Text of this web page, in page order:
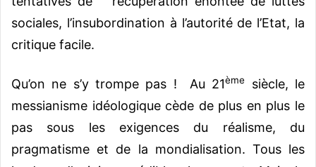
sociales, l’insubordination à l’autorité de l’Etat, la
critique facile.
Qu’on ne s’y trompe pas ! Au 21ème
siècle, le
messianisme idéologique cède de plus en plus le
pas sous les exigences du réalisme, du
pragmatisme et de la mondialisation. Tous les